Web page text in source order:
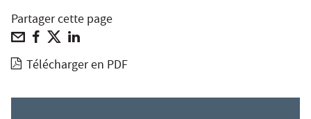
Partager cette page
Télécharger en PDF